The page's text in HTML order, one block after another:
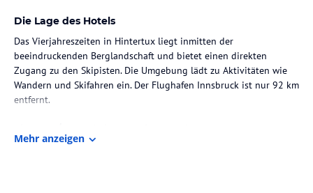
Die Lage des Hotels
Das Vierjahreszeiten in Hintertux liegt inmitten der
beeindruckenden Berglandschaft und bietet einen direkten
Zugang zu den Skipisten. Die Umgebung lädt zu Aktivitäten wie
Wandern und Skifahren ein. Der Flughafen Innsbruck ist nur 92 km
entfernt.
Mehr anzeigen